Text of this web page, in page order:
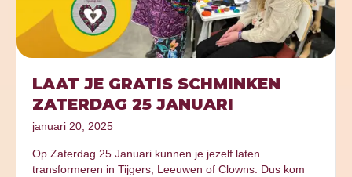
LAAT JE GRATIS SCHMINKEN
ZATERDAG 25 JANUARI
januari 20, 2025
Op Zaterdag 25 Januari kunnen je jezelf laten
transformeren in Tijgers, Leeuwen of Clowns. Dus kom